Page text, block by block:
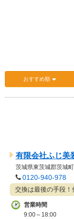
おすすめ順
有限会社ふじ美
茨城県東茨城郡茨城
0120-940-978
交換は最後の手段！
営業時間
9:00～18:00